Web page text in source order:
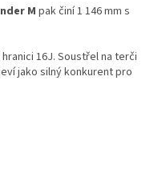
M pak činí 1 146 mm s
16J. Soustřel na terči
jako silný konkurent pro